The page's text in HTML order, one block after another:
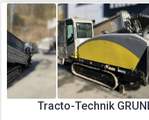
Tracto-Technik